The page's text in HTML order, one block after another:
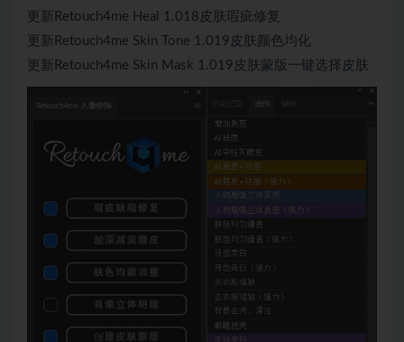
更新Retouch4me Heal 1.018皮肤瑕疵修复
更新Retouch4me Skin Tone 1.019皮肤颜色均化
更新Retouch4me Skin Mask 1.019皮肤蒙版一键选择皮肤